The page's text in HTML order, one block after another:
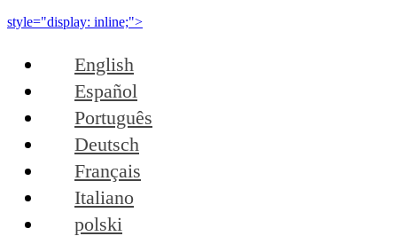
style="display: inline;">
English
Español
Português
Deutsch
Français
Italiano
polski